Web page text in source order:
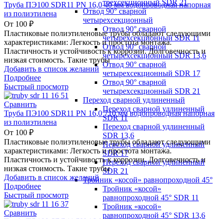
трехсекционный SDR 21
Отвод 90° сварной
четырехсекционный
Отвод 90° сварной
четырехсекционный SDR 11
Отвод 90° сварной
четырехсекционный SDR 13,6
Отвод 90° сварной
четырехсекционный SDR 17
Отвод 90° сварной
четырехсекционный SDR 21
Переход сварной удлиненный
Переход сварной удлиненный
SDR 11
Переход сварной удлиненный
SDR 13,6
Переход сварной удлиненный
SDR 17
Переход сварной удлиненный
SDR 21
Тройник «косой» равнопроходной 45°
Тройник «косой»
равнопроходной 45° SDR 11
Тройник «косой»
равнопроходной 45° SDR 13,6
Труба ПЭ100 SDR11 PN 16,0 40 мм водопроводная напорная
из полиэтилена
От 100 ₽
Пластиковые полиэтиленовые трубы обладают следующими
характеристиками: Легкость и простота монтажа.
Пластичность и устойчивость к коррозии. Долговечность и
низкая стоимость. Такие трубы
Добавить в список желаний
Подробнее
Быстрый просмотр
Сравнить
Труба ПЭ100 SDR11 PN 16,0 710 мм водопроводная напорная
из полиэтилена
От 100 ₽
Пластиковые полиэтиленовые трубы обладают следующими
характеристиками: Легкость и простота монтажа.
Пластичность и устойчивость к коррозии. Долговечность и
низкая стоимость. Такие трубы
Добавить в список желаний
Подробнее
Быстрый просмотр
Сравнить